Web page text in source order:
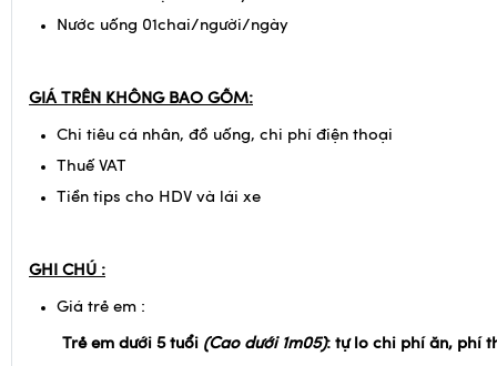
Nước uống 01chai/người/ngày
GIÁ TRÊN KHÔNG BAO GỒM:
Chi tiêu cá nhân, đồ uống, chi phí điện thoại
Thuế VAT
Tiền tips cho HDV và lái xe
GHI CHÚ :
Giá trẻ em :
Trẻ em dưới 5 tuổi (Cao dưới 1m05): tự lo chi phí ăn, phí